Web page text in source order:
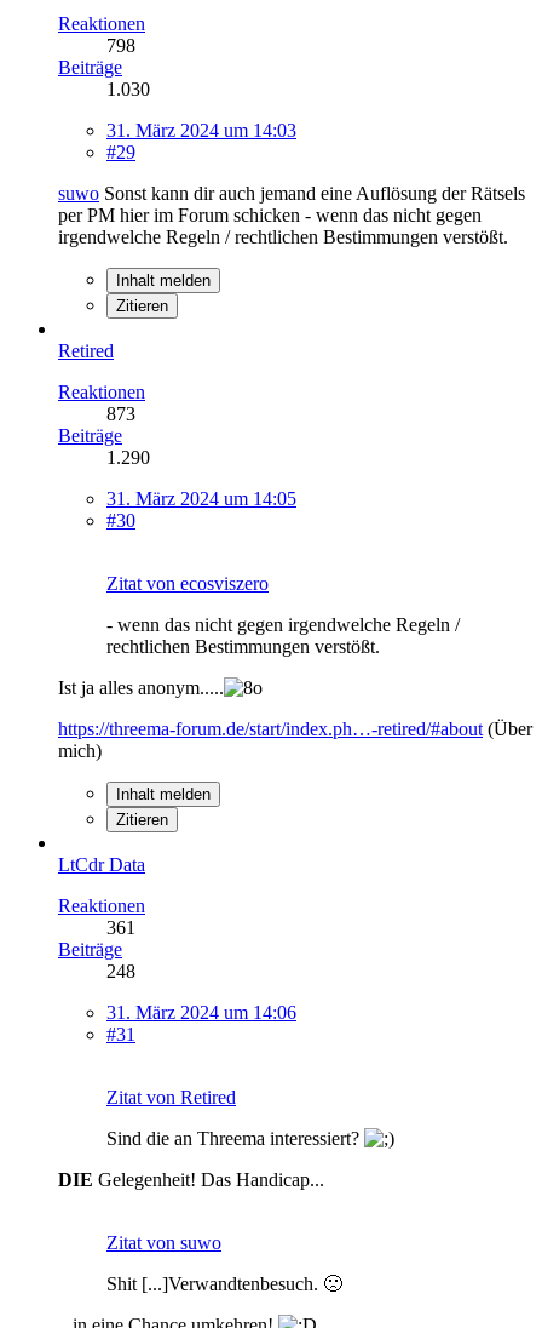
Reaktionen
798
Beiträge
1.030
31. März 2024 um 14:03
#29
suwo Sonst kann dir auch jemand eine Auflösung der Rätsels
per PM hier im Forum schicken - wenn das nicht gegen
irgendwelche Regeln / rechtlichen Bestimmungen verstößt.
Inhalt melden
Zitieren
Retired
Reaktionen
873
Beiträge
1.290
31. März 2024 um 14:05
#30
Zitat von ecosviszero
- wenn das nicht gegen irgendwelche Regeln /
rechtlichen Bestimmungen verstößt.
Ist ja alles anonym.....
https://threema-forum.de/start/index.ph…-retired/#about (Über
mich)
Inhalt melden
Zitieren
LtCdr Data
Reaktionen
361
Beiträge
248
31. März 2024 um 14:06
#31
Zitat von Retired
Sind die an Threema interessiert?
DIE Gelegenheit! Das Handicap...
Zitat von suwo
Shit [...]Verwandtenbesuch. 🙁